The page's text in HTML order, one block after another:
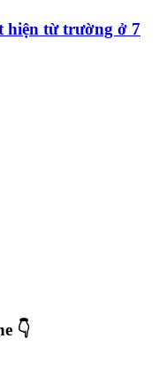
hiện từ trường ở 7
👇